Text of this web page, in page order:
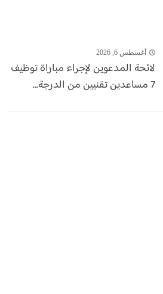
أغسطس 6, 2026
لائحة المدعوين لإجراء مباراة توظيف
7 مساعدين تقنيين من الدرجة...